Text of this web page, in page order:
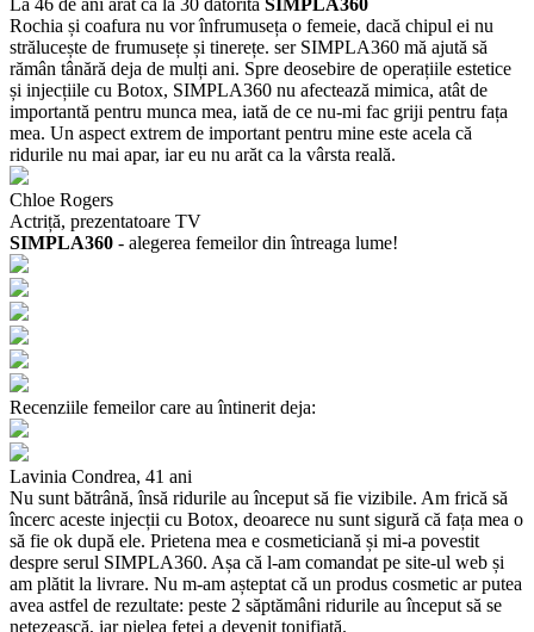
La 46 de ani arăt ca la 30 datorită SIMPLA360
Rochia și coafura nu vor înfrumuseța o femeie, dacă chipul ei nu
strălucește de frumusețe și tinerețe. ser SIMPLA360 mă ajută să
rămân tânără deja de mulți ani. Spre deosebire de operațiile estetice
și injecțiile cu Botox, SIMPLA360 nu afectează mimica, atât de
importantă pentru munca mea, iată de ce nu-mi fac griji pentru fața
mea. Un aspect extrem de important pentru mine este acela că
ridurile nu mai apar, iar eu nu arăt ca la vârsta reală.
Chloe Rogers
Actriță, prezentatoare TV
SIMPLA360 - alegerea femeilor din întreaga lume!
Recenziile femeilor care au întinerit deja:
Lavinia Condrea, 41 ani
Nu sunt bătrână, însă ridurile au început să fie vizibile. Am frică să
încerc aceste injecții cu Botox, deoarece nu sunt sigură că fața mea o
să fie ok după ele. Prietena mea e cosmeticiană și mi-a povestit
despre serul SIMPLA360. Așa că l-am comandat pe site-ul web și
am plătit la livrare. Nu m-am așteptat că un produs cosmetic ar putea
avea astfel de rezultate: peste 2 săptămâni ridurile au început să se
netezească, iar pielea feței a devenit tonifiată.